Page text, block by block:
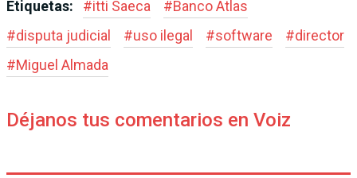
Etiquetas: #itti Saeca #Banco Atlas
#disputa judicial #uso ilegal #software #director
#Miguel Almada
Déjanos tus comentarios en Voiz